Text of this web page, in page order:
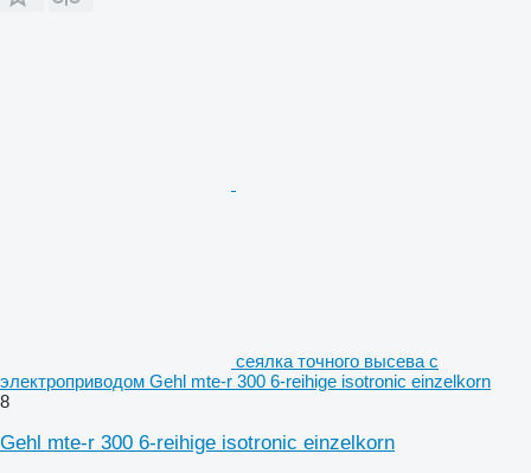
сеялка точного высева с
электроприводом Gehl mte-r 300 6-reihige isotronic einzelkorn
8
Gehl mte-r 300 6-reihige isotronic einzelkorn